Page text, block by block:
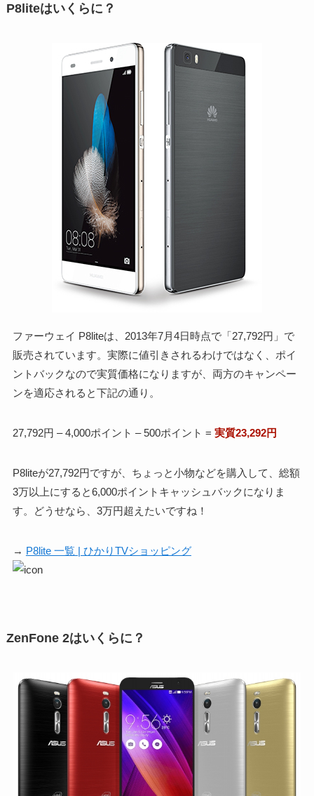
P8liteはいくらに？
ファーウェイ P8liteは、2013年7月4日時点で「27,792円」で
販売されています。実際に値引きされるわけではなく、ポイ
ントバックなので実質価格になりますが、両方のキャンペー
ンを適応されると下記の通り。
27,792円 – 4,000ポイント – 500ポイント = 実質23,292円
P8liteが27,792円ですが、ちょっと小物などを購入して、総額
3万以上にすると6,000ポイントキャッシュバックになりま
す。どうせなら、3万円超えたいですね！
→ P8lite 一覧 | ひかりTVショッピング
ZenFone 2はいくらに？